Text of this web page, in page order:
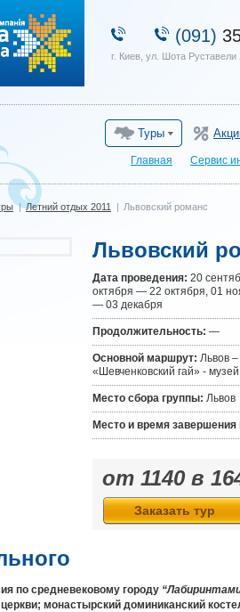
(091)
г. Киев, ул. Шота
Туры
Главная Сервис
| Летний отдых 2011 | Львовский романс
Львовский
Дата проведения: 20
октября — 22 октября, 01
— 03 декабря
Продолжительность: —
Основной маршрут: Львов
«Шевченковский гай» -
Место сбора группы: Львов
Место и время
от 1140 в
Заказать тур
по средневековому городу
монастырский доминиканский